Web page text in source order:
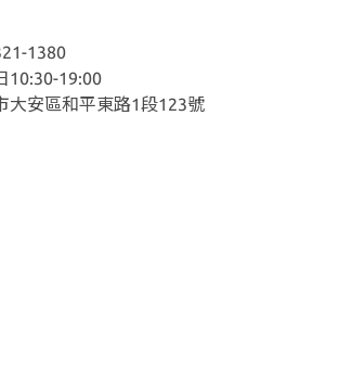
1380
10:30-19:00
大安區和平東路1段123號